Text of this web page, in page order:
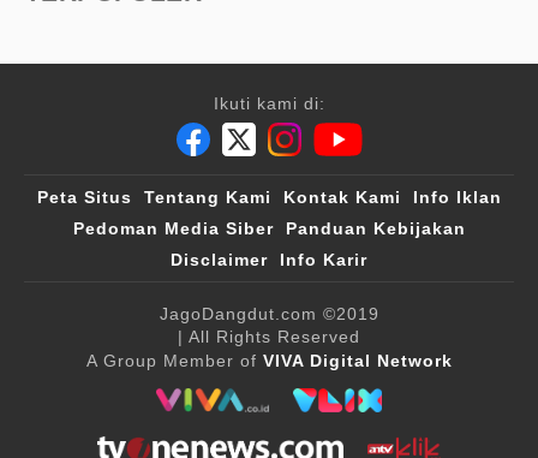
Ikuti kami di:
Peta Situs Tentang Kami Kontak Kami
Info Iklan
Pedoman Media Siber
Panduan Kebijakan
Disclaimer
Info Karir
JagoDangdut.com ©2019
| All Rights Reserved
A Group Member of VIVA Digital Network